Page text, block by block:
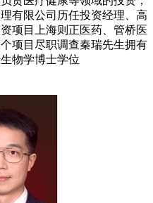
有限公司历任投资经理、高
项目上海则正医药、管桥医
项目尽职调查秦瑞先生拥有
物学博士学位